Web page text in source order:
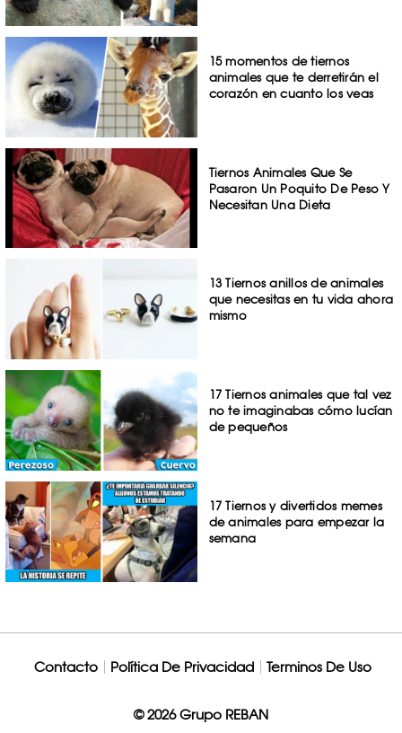
15 momentos de tiernos
animales que te derretirán el
corazón en cuanto los veas
Tiernos Animales Que Se
Pasaron Un Poquito De Peso Y
Necesitan Una Dieta
13 Tiernos anillos de animales
que necesitas en tu vida ahora
mismo
17 Tiernos animales que tal vez
no te imaginabas cómo lucían
de pequeños
17 Tiernos y divertidos memes
de animales para empezar la
semana
Contacto Política De Privacidad Terminos De Uso
© 2026 Grupo REBAN